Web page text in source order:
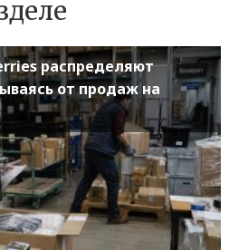
распределяют
от продаж на